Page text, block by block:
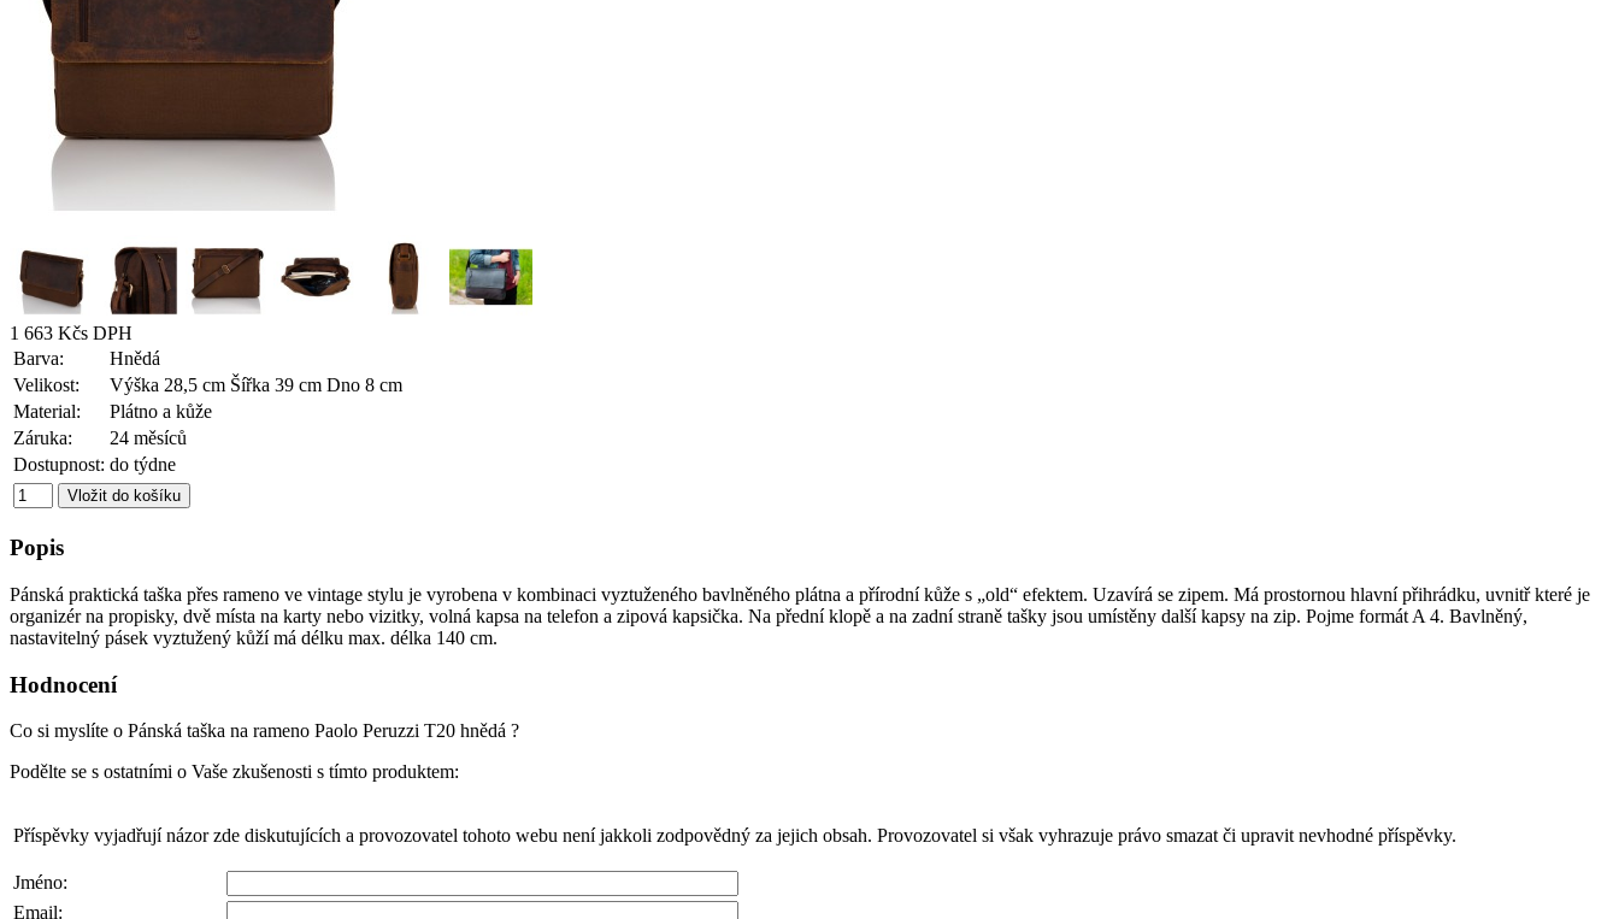
1 663 Kčs DPH
Barva:
Hnědá
Velikost:
Výška 28,5 cm Šířka 39 cm Dno 8 cm
Material:
Plátno a kůže
Záruka:
24 měsíců
Dostupnost: do týdne
Popis
Pánská praktická taška přes rameno ve vintage stylu je vyrobena v kombinaci vyztuženého bavlněného plátna a přírodní kůže s „old“ efektem. Uzavírá se zipem. Má prostornou hlavní přihrádku, uvnitř které je
organizér na propisky, dvě místa na karty nebo vizitky, volná kapsa na telefon a zipová kapsička. Na přední klopě a na zadní straně tašky jsou umístěny další kapsy na zip. Pojme formát A 4. Bavlněný,
nastavitelný pásek vyztužený kůží má délku max. délka 140 cm.
Hodnocení
Co si myslíte o Pánská taška na rameno Paolo Peruzzi T20 hnědá ?
Podělte se s ostatními o Vaše zkušenosti s tímto produktem:
Příspěvky vyjadřují názor zde diskutujících a provozovatel tohoto webu není jakkoli zodpovědný za jejich obsah. Provozovatel si však vyhrazuje právo smazat či upravit nevhodné příspěvky.
Jméno:
Email: